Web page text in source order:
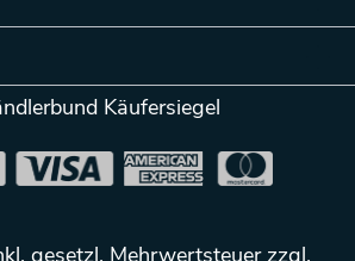
gesetzl. Mehrwertsteuer zzgl.